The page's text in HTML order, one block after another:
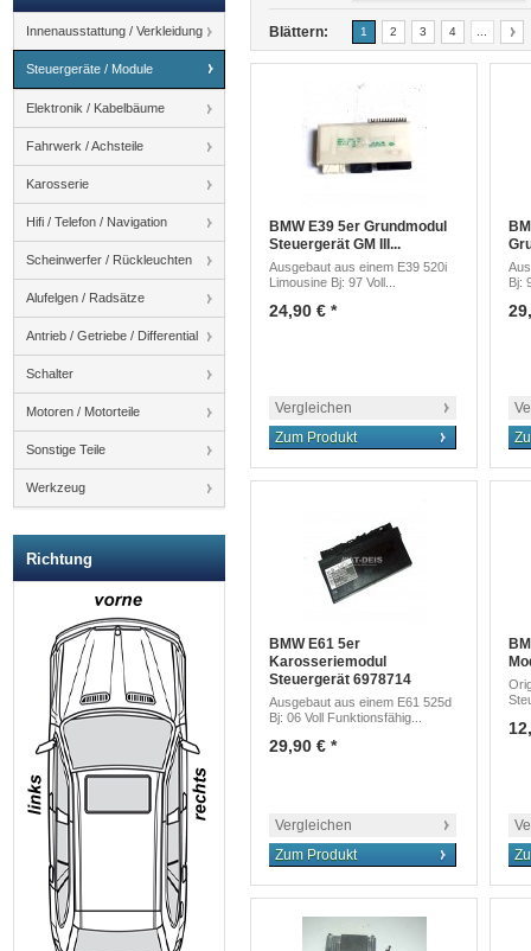
Innenausstattung / Verkleidung
Steuergeräte / Module
Elektronik / Kabelbäume
Fahrwerk / Achsteile
Karosserie
Hifi / Telefon / Navigation
Scheinwerfer / Rückleuchten
Alufelgen / Radsätze
Antrieb / Getriebe / Differential
Schalter
Motoren / Motorteile
Sonstige Teile
Werkzeug
Richtung
Blättern: 1 2 3 4
BMW E39 5er Grundmodul
Steuergerät GM III...
Ausgebaut aus einem E39 520i
Limousine Bj: 97 Voll...
24,90 € *
Vergleichen
Zum Produkt
Bj:
BMW E61 5er
Karosseriemodul
Steuergerät 6978714
Ausgebaut aus einem E61 525d
Bj: 06 Voll Funktionsfähig...
29,90 € *
Vergleichen
Zum Produkt